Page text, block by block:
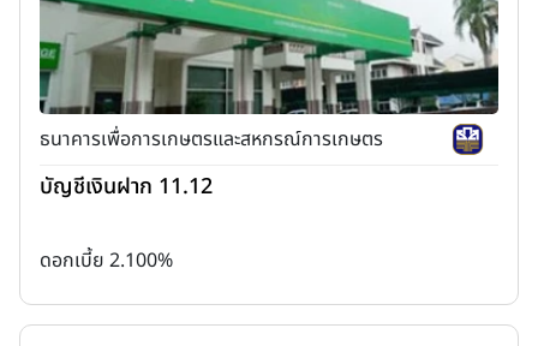
ธนาคารเพื่อการเกษตรและสหกรณ์การเกษตร
บัญชีเงินฝาก 11.12
ดอกเบี้ย 2.100%